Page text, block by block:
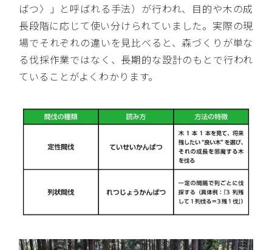
ばつ〉」と呼ばれる手法）が行われ、目的や木の成
長段階に応じて使い分けられていました。実際の現
場でそれぞれの違いを見比べると、森づくりが単な
る伐採作業ではなく、長期的な設計のもとで行われ
ていることがよくわかります。